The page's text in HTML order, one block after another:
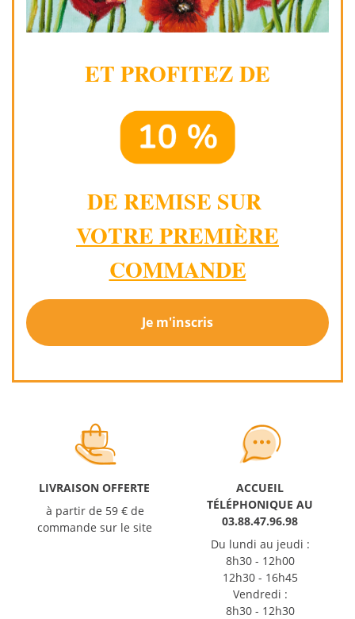
ET PROFITEZ DE
DE REMISE SUR
VOTRE PREMIÈRE
COMMANDE
Je m'inscris
LIVRAISON OFFERTE
à partir de 59 € de
commande sur le site
ACCUEIL
TÉLÉPHONIQUE AU
03.88.47.96.98
Du lundi au jeudi :
8h30 - 12h00
12h30 - 16h45
Vendredi :
8h30 - 12h30